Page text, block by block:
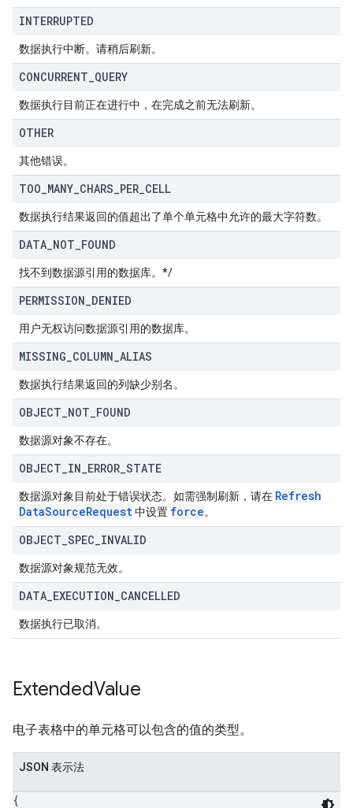
INTERRUPTED
数据执行中断。请稍后刷新。
CONCURRENT QUERY
数据执行目前正在进行中，在完成之前无法刷新。
OTHER
其他错误。
TOO MANY CHARS PER CELL
数据执行结果返回的值超出了单个单元格中允许的最大字符数。
DATA NOT FOUND
找不到数据源引用的数据库。*/
PERMISSION DENIED
用户无权访问数据源引用的数据库。
MISSING COLUMN ALIAS
数据执行结果返回的列缺少别名。
OBJECT NOT FOUND
数据源对象不存在。
OBJECT IN ERROR STATE
数据源对象目前处于错误状态。如需强制刷新，请在 Refresh
DataSourceRequest中设置 force。
OBJECT SPEC INVALID
数据源对象规范无效。
DATA EXECUTION CANCELLED
数据执行已取消。
ExtendedValue
电子表格中的单元格可以包含的值的类型。
JSON 表示法
{